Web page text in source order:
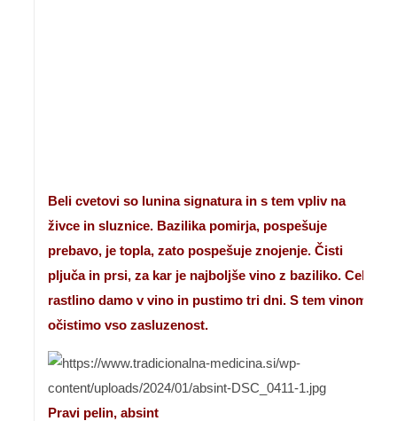
Beli cvetovi so lunina signatura in s tem vpliv na
živce in sluznice. Bazilika pomirja, pospešuje
prebavo, je topla, zato pospešuje znojenje. Čisti
pljuča in prsi, za kar je najboljše vino z baziliko. Celo
rastlino damo v vino in pustimo tri dni. S tem vinom
očistimo vso zasluzenost.
Pravi pelin, absint